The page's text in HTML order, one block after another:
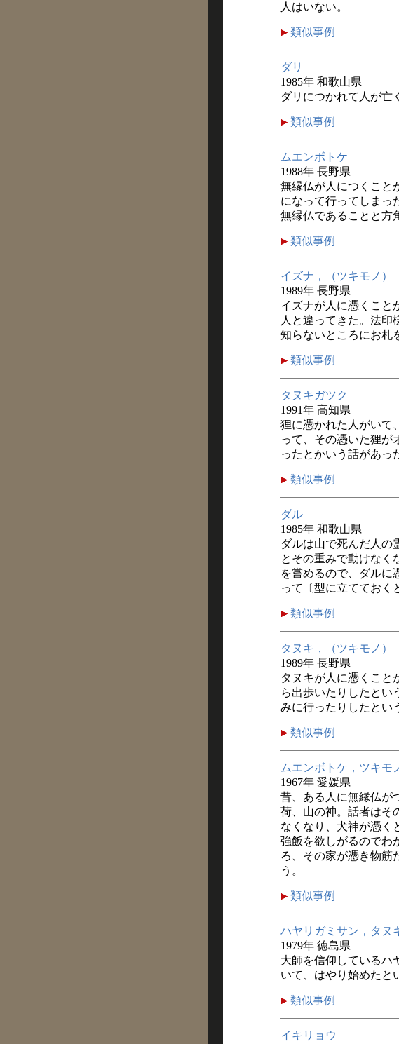
人はいない。
類似事例
ダリ
1985年 和歌山県
ダリにつかれて人が亡
類似事例
ムエンボトケ
1988年 長野県
無縁仏が人につくこと
になって行ってしまっ
無縁仏であることと方
類似事例
イズナ，（ツキモノ）
1989年 長野県
イズナが人に憑くこと
人と違ってきた。法印
知らないところにお札
類似事例
タヌキガツク
1991年 高知県
狸に憑かれた人がいて
って、その憑いた狸が
ったとかいう話があっ
類似事例
ダル
1985年 和歌山県
ダルは山で死んだ人の
とその重みで動けなく
を嘗めるので、ダルに
って〔型に立てておく
類似事例
タヌキ，（ツキモノ）
1989年 長野県
タヌキが人に憑くこと
ら出歩いたりしたとい
みに行ったりしたとい
類似事例
ムエンボトケ，ツキモ
1967年 愛媛県
昔、ある人に無縁仏が
荷、山の神。話者はそ
なくなり、犬神が憑く
強飯を欲しがるのでわ
ろ、その家が憑き物筋
う。
類似事例
ハヤリガミサン，タヌ
1979年 徳島県
大師を信仰しているハ
いて、はやり始めたと
類似事例
イキリョウ